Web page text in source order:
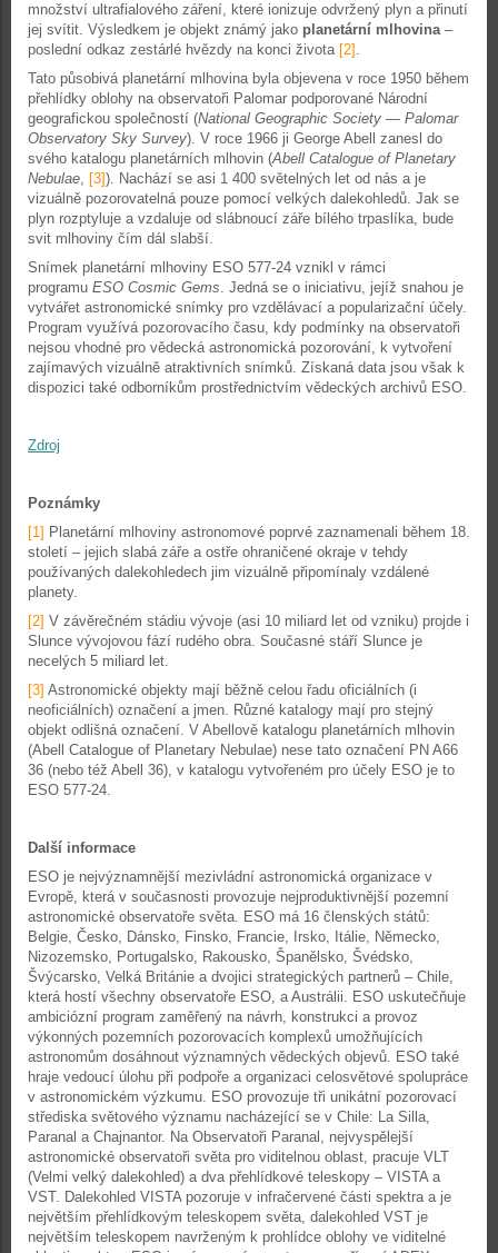
množství ultrafialového záření, které ionizuje odvržený plyn a přinutí
jej svítit. Výsledkem je objekt známý jako planetární mlhovina–
poslední odkaz zestárlé hvězdy na konci života[2] .
Tato působivá planetární mlhovina byla objevena v roce 1950 během
přehlídky oblohy na observatoři Palomar podporované Národní
geografickou společností (National Geographic Society — Palomar
Observatory Sky Survey). V roce 1966 ji George Abell zanesl do
svého katalogu planetárních mlhovin (Abell Catalogue of Planetary
Nebulae, [3]). Nachází se asi 1 400 světelných let od nás a je
vizuálně pozorovatelná pouze pomocí velkých dalekohledů. Jak se
plyn rozptyluje a vzdaluje od slábnoucí záře bílého trpaslíka, bude
svit mlhoviny čím dál slabší.
Snímek planetární mlhoviny ESO 577-24 vznikl v rámci
programu ESO Cosmic Gems. Jedná se o iniciativu, jejíž snahou je
vytvářet astronomické snímky pro vzdělávací a popularizační účely.
Program využívá pozorovacího času, kdy podmínky na observatoři
nejsou vhodné pro vědecká astronomická pozorování, k vytvoření
zajímavých vizuálně atraktivních snímků. Získaná data jsou však k
dispozici také odborníkům prostřednictvím vědeckých archivů ESO.
Zdroj
Poznámky
[1] Planetární mlhoviny astronomové poprvé zaznamenali během 18.
století – jejich slabá záře a ostře ohraničené okraje v tehdy
používaných dalekohledech jim vizuálně připomínaly vzdálené
planety.
[2] V závěrečném stádiu vývoje (asi 10 miliard let od vzniku) projde i
Slunce vývojovou fází rudého obra. Současné stáří Slunce je
necelých 5 miliard let.
[3] Astronomické objekty mají běžně celou řadu oficiálních (i
neoficiálních) označení a jmen. Různé katalogy mají pro stejný
objekt odlišná označení. V Abellově katalogu planetárních mlhovin
(Abell Catalogue of Planetary Nebulae) nese tato označení PN A66
36 (nebo též Abell 36), v katalogu vytvořeném pro účely ESO je to
ESO 577-24.
Další informace
ESO je nejvýznamnější mezivládní astronomická organizace v
Evropě, která v současnosti provozuje nejproduktivnější pozemní
astronomické observatoře světa. ESO má 16 členských států:
Belgie, Česko, Dánsko, Finsko, Francie, Irsko, Itálie, Německo,
Nizozemsko, Portugalsko, Rakousko, Španělsko, Švédsko,
Švýcarsko, Velká Británie a dvojici strategických partnerů – Chile,
která hostí všechny observatoře ESO, a Austrálii. ESO uskutečňuje
ambiciózní program zaměřený na návrh, konstrukci a provoz
výkonných pozemních pozorovacích komplexů umožňujících
astronomům dosáhnout významných vědeckých objevů. ESO také
hraje vedoucí úlohu při podpoře a organizaci celosvětové spolupráce
v astronomickém výzkumu. ESO provozuje tři unikátní pozorovací
střediska světového významu nacházející se v Chile: La Silla,
Paranal a Chajnantor. Na Observatoři Paranal, nejvyspělejší
astronomické observatoři světa pro viditelnou oblast, pracuje VLT
(Velmi velký dalekohled) a dva přehlídkové teleskopy – VISTA a
VST. Dalekohled VISTA pozoruje v infračervené části spektra a je
největším přehlídkovým teleskopem světa, dalekohled VST je
největším teleskopem navrženým k prohlídce oblohy ve viditelné